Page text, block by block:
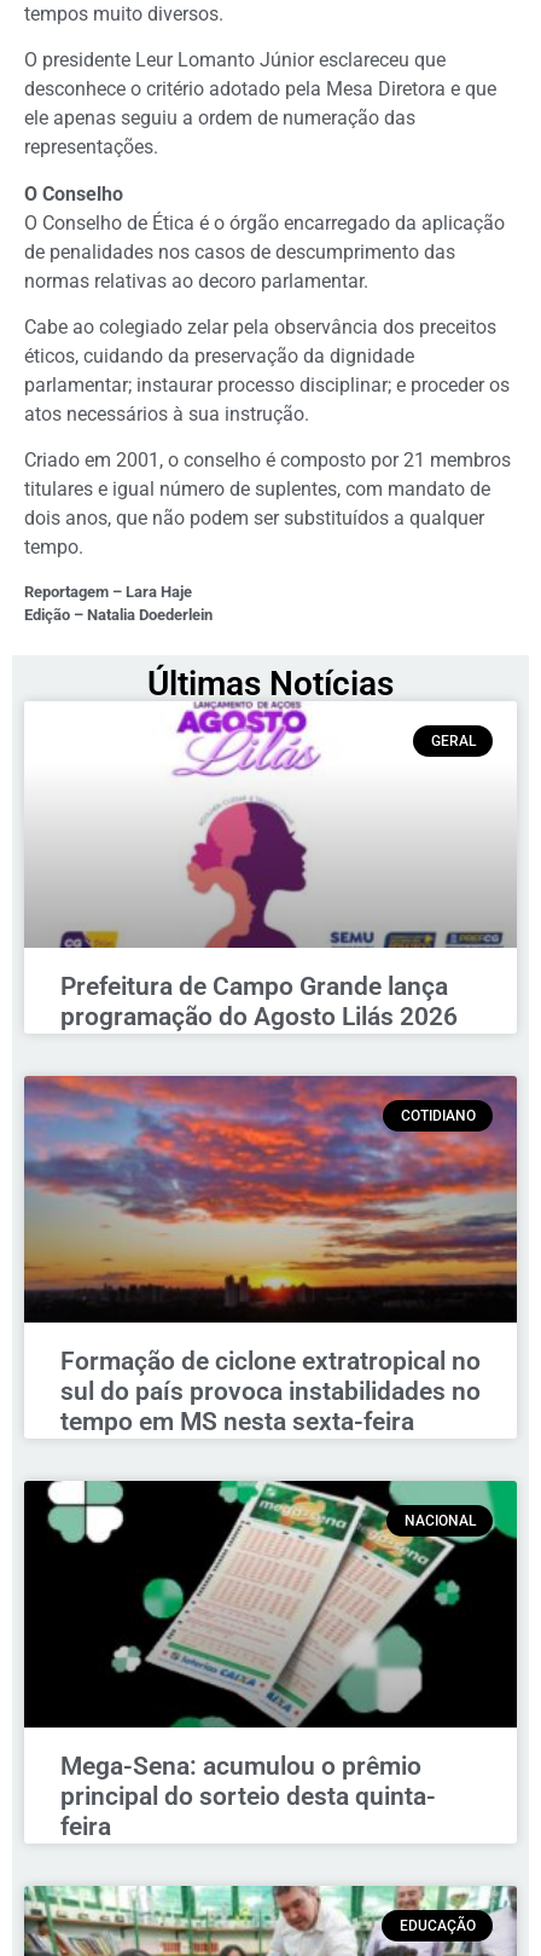
tempos muito diversos.
O presidente Leur Lomanto Júnior esclareceu que
desconhece o critério adotado pela Mesa Diretora e que
ele apenas seguiu a ordem de numeração das
representações.
O Conselho
O Conselho de Ética é o órgão encarregado da aplicação
de penalidades nos casos de descumprimento das
normas relativas ao decoro parlamentar.
Cabe ao colegiado zelar pela observância dos preceitos
éticos, cuidando da preservação da dignidade
parlamentar; instaurar processo disciplinar; e proceder os
atos necessários à sua instrução.
Criado em 2001, o conselho é composto por 21 membros
titulares e igual número de suplentes, com mandato de
dois anos, que não podem ser substituídos a qualquer
tempo.
Reportagem – Lara Haje
Edição – Natalia Doederlein
Últimas Notícias
GERAL
Prefeitura de Campo Grande lança
programação do Agosto Lilás 2026
COTIDIANO
Formação de ciclone extratropical no
sul do país provoca instabilidades no
tempo em MS nesta sexta-feira
NACIONAL
Mega-Sena: acumulou o prêmio
principal do sorteio desta quinta-
feira
EDUCAÇÃO